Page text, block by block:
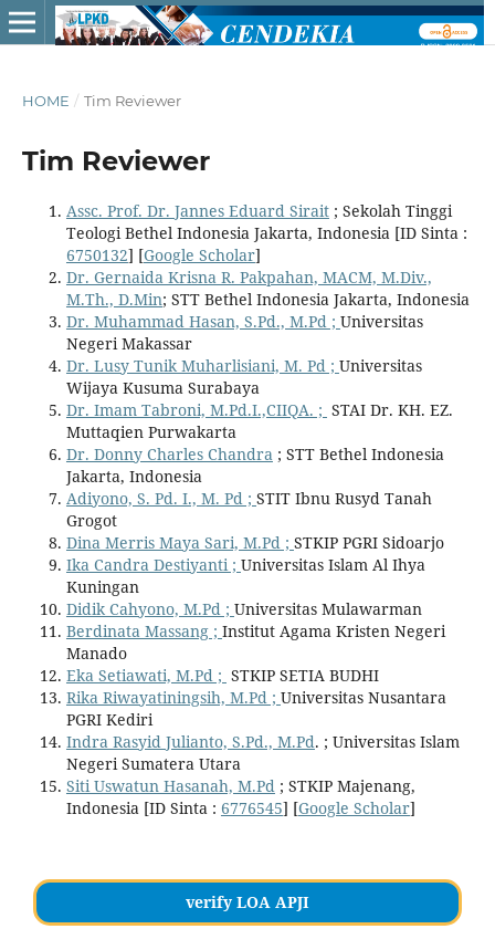
HOME / Tim Reviewer
Tim Reviewer
Assc. Prof. Dr. Jannes Eduard Sirait; Sekolah Tinggi
Teologi Bethel Indonesia Jakarta, Indonesia [ID Sinta :
6750132] [Google Scholar]
Dr. Gernaida Krisna R. Pakpahan, MACM, M.Div.,
M.Th., D.Min; STT Bethel Indonesia Jakarta, Indonesia
Dr. Muhammad Hasan, S.Pd., M.Pd ; Universitas
Negeri Makassar
Dr. Lusy Tunik Muharlisiani, M. Pd ; Universitas
Wijaya Kusuma Surabaya
Dr. Imam Tabroni, M.Pd.I.,CIIQA. ; STAI Dr. KH. EZ.
Muttaqien Purwakarta
Dr. Donny Charles Chandra; STT Bethel Indonesia
Jakarta, Indonesia
Adiyono, S. Pd. I., M. Pd ; STIT Ibnu Rusyd Tanah
Grogot
Dina Merris Maya Sari, M.Pd ; STKIP PGRI Sidoarjo
Ika Candra Destiyanti ; Universitas Islam Al Ihya
Kuningan
Didik Cahyono, M.Pd ; Universitas Mulawarman
Berdinata Massang ; Institut Agama Kristen Negeri
Manado
Eka Setiawati, M.Pd ; STKIP SETIA BUDHI
Rika Riwayatiningsih, M.Pd ; Universitas Nusantara
PGRI Kediri
Indra Rasyid Julianto, S.Pd., M.Pd. ; Universitas Islam
Negeri Sumatera Utara
Siti Uswatun Hasanah, M.Pd; STKIP Majenang,
Indonesia [ID Sinta : 6776545] [Google Scholar]
verify LOA APJI